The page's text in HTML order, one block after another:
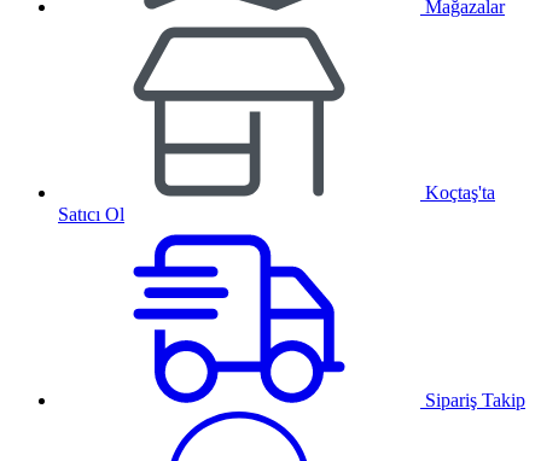
Mağazalar
Koçtaş'ta
Satıcı Ol
Sipariş Takip